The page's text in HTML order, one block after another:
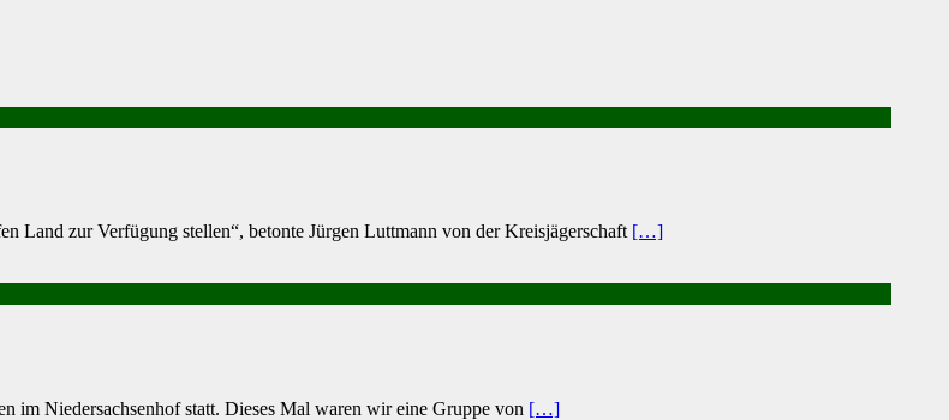
Land zur Verfügung stellen“, be­tonte Jürgen Luttmann von der Kreisjägerschaft […]
im Niedersachsenhof statt. Dieses Mal waren wir eine Gruppe von […]